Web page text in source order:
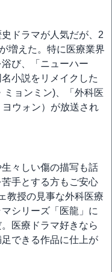
ドラマが人気だが、2
増えた。特に医療業界
び、「ニューハー
小説をリメイクした
ミョンミン)、「外科医
ウォン）が放送され
々しい傷の描写も話
手とする方もご安心
教授の見事な外科医療
シリーズ 「医龍」に
医療ドラマ好きなら
できる作品に仕上が